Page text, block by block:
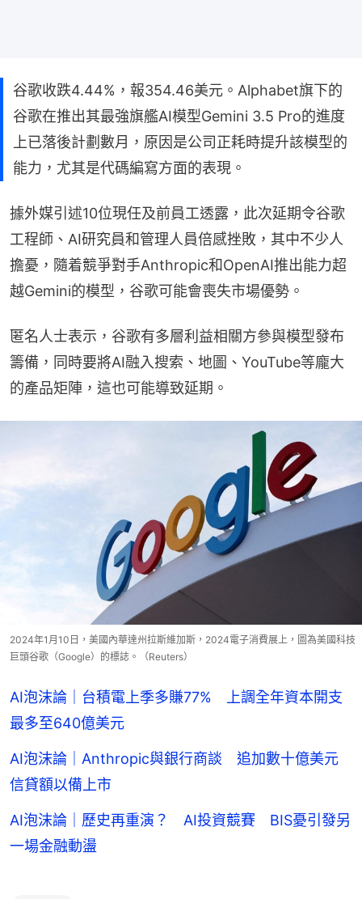
谷歌收跌4.44%，報354.46美元。Alphabet旗下的
谷歌在推出其最強旗艦AI模型Gemini 3.5 Pro的進度
上已落後計劃數月，原因是公司正耗時提升該模型的
能力，尤其是代碼編寫方面的表現。
據外媒引述10位現任及前員工透露，此次延期令谷歌
工程師、AI研究員和管理人員倍感挫敗，其中不少人
擔憂，隨着競爭對手Anthropic和OpenAI推出能力超
越Gemini的模型，谷歌可能會喪失市場優勢。
匿名人士表示，谷歌有多層利益相關方參與模型發布
籌備，同時要將AI融入搜索、地圖、YouTube等龐大
的產品矩陣，這也可能導致延期。
2024年1月10日，美國內華達州拉斯維加斯，2024電子消費展上，圖為美國科技
巨頭谷歌（Google）的標誌。（Reuters）
AI泡沫論｜台積電上季多賺77% 上調全年資本開支
最多至640億美元
AI泡沫論｜Anthropic與銀行商談 追加數十億美元
信貸額以備上市
AI泡沫論｜歷史再重演？ AI投資競賽 BIS憂引發另
一場金融動盪